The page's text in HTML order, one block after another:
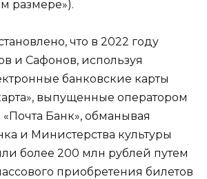
размере»).
что в 2022 году
и Сафонов, используя
банковские карты
выпущенные оператором
Банк», обманывая
и Министерства культуры
более 200 млн рублей путем
приобретения билетов